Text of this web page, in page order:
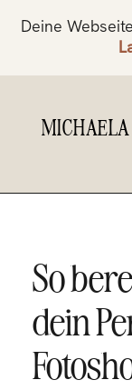
Deine
So
dein